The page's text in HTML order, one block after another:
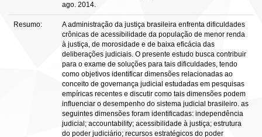
ago. 2014.
Resumo:
A administração da justiça brasileira enfrenta dificuldades
crônicas de acessibilidade da população de menor renda
à justiça, de morosidade e de baixa eficácia das
deliberações judiciais. O presente estudo busca contribuir
para o exame de soluções para tais dificuldades, tendo
como objetivos identificar dimensões relacionadas ao
conceito de governança judicial estudadas em pesquisas
empíricas recentes e discutir como tais dimensões podem
influenciar o desempenho do sistema judicial brasileiro. as
seguintes dimensões foram identificadas: independência
judicial; accountability; acessibilidade à justiça; estrutura
do poder judiciário; recursos estratégicos do poder